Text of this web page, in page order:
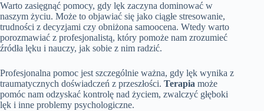
Warto zasięgnąć pomocy, gdy lęk zaczyna dominować w
naszym życiu. Może to objawiać się jako ciągłe stresowanie,
trudności z decyzjami czy obniżona samoocena. Wtedy warto
porozmawiać z profesjonalistą, który pomoże nam zrozumieć
źródła lęku i nauczy, jak sobie z nim radzić.
Profesjonalna pomoc jest szczególnie ważna, gdy lęk wynika z
traumatycznych doświadczeń z przeszłości. Terapia może
pomóc nam odzyskać kontrolę nad życiem, zwalczyć głęboki
lęk i inne problemy psychologiczne.